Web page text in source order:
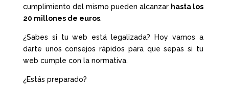
cumplimiento del mismo pueden alcanzar hasta los
20 millones de euros.
¿Sabes si tu web está legalizada? Hoy vamos a
darte unos consejos rápidos para que sepas si tu
web cumple con la normativa.
¿Estás preparado?